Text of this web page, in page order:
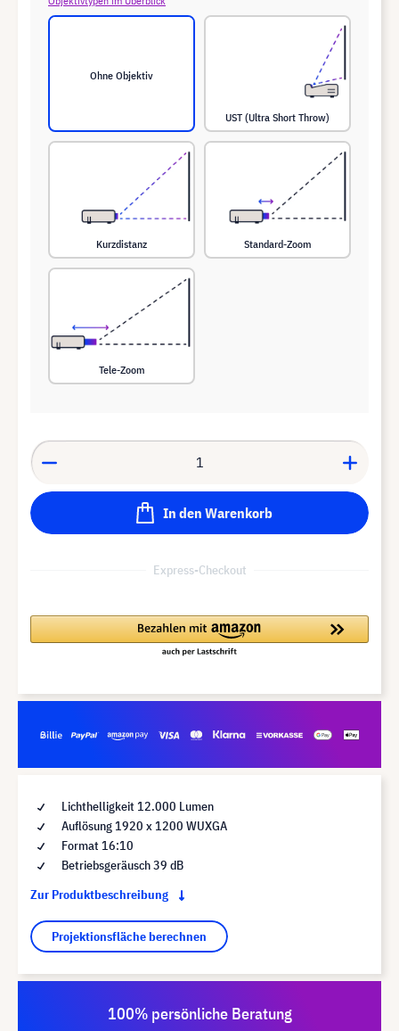
Ohne Objektiv
UST (Ultra Short Throw)
Kurzdistanz Standard-Zoom
Tele-Zoom
In den Warenkorb
Express-Checkout
Lichthelligkeit 12.000 Lumen
Auflösung 1920 x 1200 WUXGA
Format 16:10
Betriebsgeräusch 39 dB
Zur Produktbeschreibung
Projektionsfläche berechnen
100% persönliche Beratung